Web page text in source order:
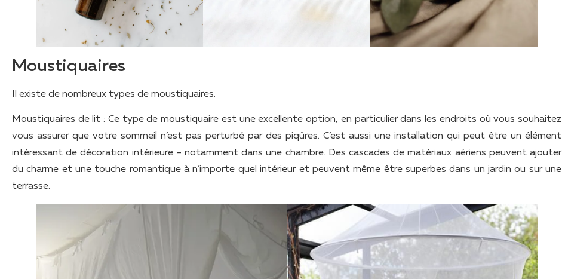
Moustiquaires
Il existe de nombreux types de moustiquaires.
Moustiquaires de lit : Ce type de moustiquaire est une excellente option, en particulier dans les endroits où vous souhaitez
vous assurer que votre sommeil n’est pas perturbé par des piqûres. C’est aussi une installation qui peut être un élément
intéressant de décoration intérieure – notamment dans une chambre. Des cascades de matériaux aériens peuvent ajouter
du charme et une touche romantique à n’importe quel intérieur et peuvent même être superbes dans un jardin ou sur une
terrasse.